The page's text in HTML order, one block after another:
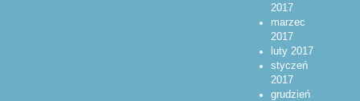
2017
marzec
2017
luty 2017
styczeń
2017
grudzień